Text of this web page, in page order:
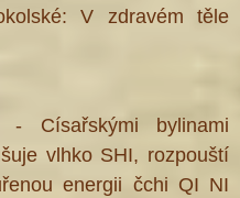
V zdravém těle
- Císařskými bylinami
vlhko SHI, rozpouští
energii čchi QI NI